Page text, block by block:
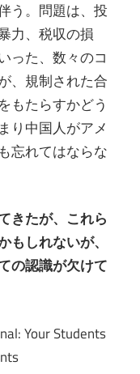
う。問題は、投
力、税収の損
った、数々のコ
、規制された合
もたらすかどう
り中国人がアメ
忘れてはならな
きたが、これら
しれないが、
の認識が欠けて
Your Students